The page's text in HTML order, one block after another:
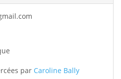
par Caroline Bally